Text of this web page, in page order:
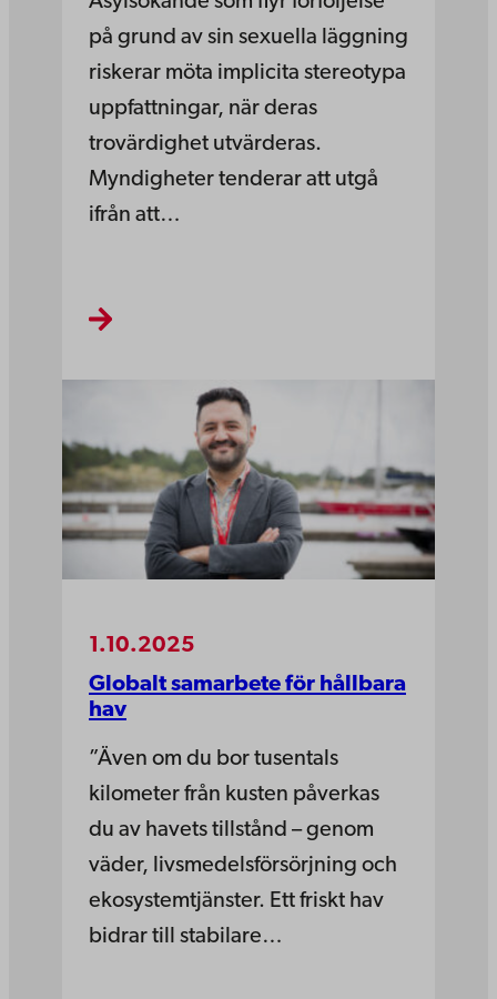
på grund av sin sexuella läggning
riskerar möta implicita stereotypa
uppfattningar, när deras
trovärdighet utvärderas.
Myndigheter tenderar att utgå
ifrån att…
1.10.2025
Globalt samarbete för hållbara
hav
”Även om du bor tusentals
kilometer från kusten påverkas
du av havets tillstånd – genom
väder, livsmedelsförsörjning och
ekosystemtjänster. Ett friskt hav
bidrar till stabilare…